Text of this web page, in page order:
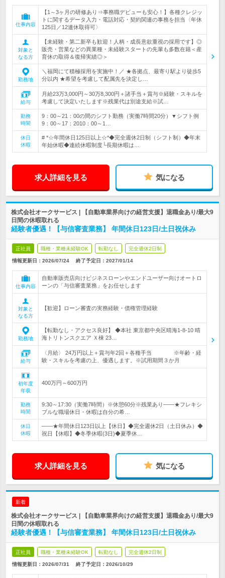
仕事内容
【1～3ヶ月の研修あり⇒事務職デビューも安心！】各種クレジッ
トに関するデータ入力・電話対応・契約関連の事務を担当〈年休
125日／12連休取得可〉
対象と
なる方
【未経験・第二新卒も歓迎！人柄・成長意欲重視の採用です】◎
販売・営業などの異業種・未経験スタートの先輩も多数在籍＜産
育休の取得＆復帰実績◎＞
勤務地
＼福岡にて積極採用を実施中！／ ★各拠点、最寄り駅より徒歩5
分以内 ★希望を考慮して配属先を決定し…
給与
月給23万3,000円～30万8,300円＋諸手当＋賞与※経験・スキルを
考慮して決定いたします※残業代は別途支給※試…
勤務
時間
9：00～21：00の間のシフト勤務（実働7時間20分）▼シフト例
9：00～17：2010：00～1…
休日
休暇
# *☆年間休日125日以上☆*◆完全週休2日制（シフト制）◆年末
年始休暇◆連続休暇制度└長期休暇は…
求人詳細を見る 気になる
株式会社オークサービス | 【自動車業界向けの経営支援】退職金あり/最大9
日間の休暇取れる
経験者優遇！【与信審査業務】 年間休日123日/土日祝休み
正社員 職種・業種未経験OK 転勤なし 完全週休2日制
情報更新日：2026/07/24 終了予定日： 2027/01/14
仕事内容
自動車販売店向けビジネスローンやエンドユーザー向けオートロ
ーンの「与信審査業務」をお任せします
対象と
なる方
【歓迎】ローン審査の実務経験・債権管理経験
勤務地
【転勤なし・アクセス良好】 ◆本社 東京都中央区晴海1-8-10 晴
海トリトンスクエア Ｘ棟 23…
給与
〈月給〉 24万円以上＋賞与年2回＋各種手当 ※年齢・経
験・スキルを考慮の上、優遇します。※試用期間３か月
初年度
年収
400万円～600万円
勤務
時間
9:30～17:30（実働7時間）※休憩60分※残業あり――★フレキシ
ブルな職場休日・休暇は自分の希…
休日
休暇
――★年間休日123日以上【休日】◆完全週休2日（土日休み）◆
祝日【休暇】◆冬季休暇(3日)◆夏季休…
求人詳細を見る 気になる
新着
株式会社オークサービス | 【自動車業界向けの経営支援】退職金あり/最大9
日間の休暇取れる
経験者優遇！【与信審査業務】 年間休日123日/土日祝休み
正社員 職種・業種未経験OK 転勤なし 完全週休2日制
情報更新日：2026/07/31 終了予定日： 2026/10/29